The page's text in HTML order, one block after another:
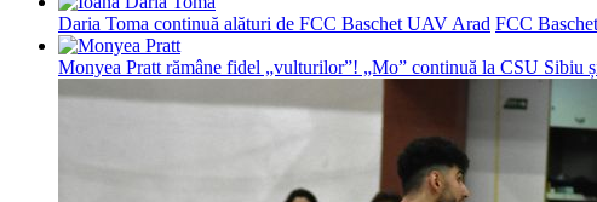
Daria Toma continuă alături de FCC Baschet UAV Arad FCC
Monyea Pratt rămâne fidel „vulturilor”! „Mo” continuă la CSU Sibiu